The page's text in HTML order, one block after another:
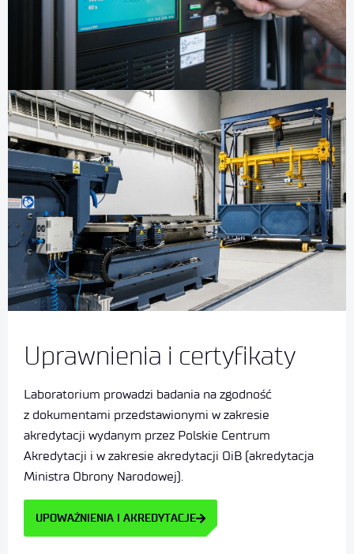
Uprawnienia i certyfikaty
Laboratorium prowadzi badania na zgodność
z dokumentami przedstawionymi w zakresie
akredytacji wydanym przez Polskie Centrum
Akredytacji i w zakresie akredytacji OiB (akredytacja
Ministra Obrony Narodowej).
UPOWAŻNIENIA I AKREDYTACJE